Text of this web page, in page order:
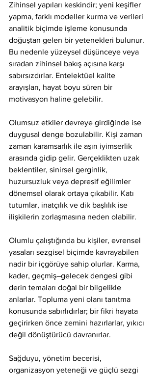
Zihinsel yapıları keskindir; yeni keşifler
yapma, farklı modeller kurma ve verileri
analitik biçimde işleme konusunda
doğuştan gelen bir yetenekleri bulunur.
Bu nedenle yüzeysel düşünceye veya
sıradan zihinsel bakış açısına karşı
sabırsızdırlar. Entelektüel kalite
arayışları, hayat boyu süren bir
motivasyon haline gelebilir.
Olumsuz etkiler devreye girdiğinde ise
duygusal denge bozulabilir. Kişi zaman
zaman karamsarlık ile aşırı iyimserlik
arasında gidip gelir. Gerçeklikten uzak
beklentiler, sinirsel gerginlik,
huzursuzluk veya depresif eğilimler
dönemsel olarak ortaya çıkabilir. Katı
tutumlar, inatçılık ve dik başlılık ise
ilişkilerin zorlaşmasına neden olabilir.
Olumlu çalıştığında bu kişiler, evrensel
yasaları sezgisel biçimde kavrayabilen
nadir bir içgörüye sahip olurlar. Karma,
kader, geçmiş–gelecek dengesi gibi
derin temaları doğal bir bilgelikle
anlarlar. Topluma yeni olanı tanıtma
konusunda sabırlıdırlar; bir fikri hayata
geçirirken önce zemini hazırlarlar, yıkıcı
değil dönüştürücü davranırlar.
Sağduyu, yönetim becerisi,
organizasyon yeteneği ve güçlü sezgi